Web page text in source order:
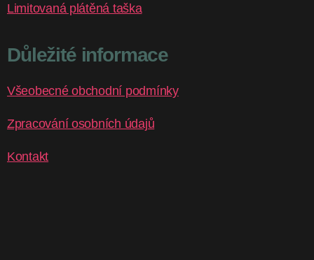
Limitovaná plátěná taška
Důležité informace
Všeobecné obchodní podmínky
Zpracování osobních údajů
Kontakt